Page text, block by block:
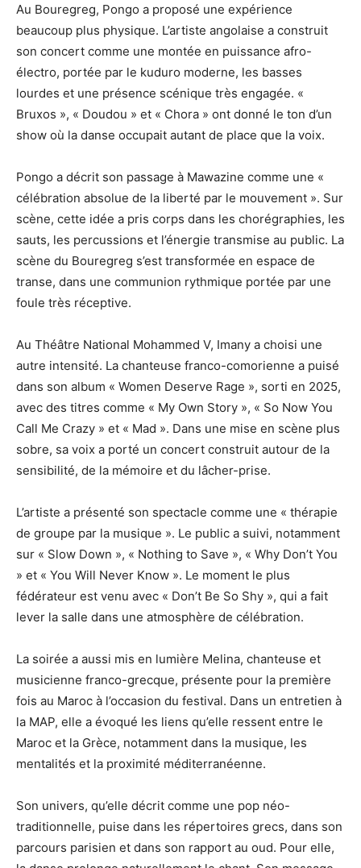
Au Bouregreg, Pongo a proposé une expérience
beaucoup plus physique. L’artiste angolaise a construit
son concert comme une montée en puissance afro-
électro, portée par le kuduro moderne, les basses
lourdes et une présence scénique très engagée. «
Bruxos », « Doudou » et « Chora » ont donné le ton d’un
show où la danse occupait autant de place que la voix.
Pongo a décrit son passage à Mawazine comme une «
célébration absolue de la liberté par le mouvement ». Sur
scène, cette idée a pris corps dans les chorégraphies, les
sauts, les percussions et l’énergie transmise au public. La
scène du Bouregreg s’est transformée en espace de
transe, dans une communion rythmique portée par une
foule très réceptive.
Au Théâtre National Mohammed V, Imany a choisi une
autre intensité. La chanteuse franco-comorienne a puisé
dans son album « Women Deserve Rage », sorti en 2025,
avec des titres comme « My Own Story », « So Now You
Call Me Crazy » et « Mad ». Dans une mise en scène plus
sobre, sa voix a porté un concert construit autour de la
sensibilité, de la mémoire et du lâcher-prise.
L’artiste a présenté son spectacle comme une « thérapie
de groupe par la musique ». Le public a suivi, notamment
sur « Slow Down », « Nothing to Save », « Why Don’t You
» et « You Will Never Know ». Le moment le plus
fédérateur est venu avec « Don’t Be So Shy », qui a fait
lever la salle dans une atmosphère de célébration.
La soirée a aussi mis en lumière Melina, chanteuse et
musicienne franco-grecque, présente pour la première
fois au Maroc à l’occasion du festival. Dans un entretien à
la MAP, elle a évoqué les liens qu’elle ressent entre le
Maroc et la Grèce, notamment dans la musique, les
mentalités et la proximité méditerranéenne.
Son univers, qu’elle décrit comme une pop néo-
traditionnelle, puise dans les répertoires grecs, dans son
parcours parisien et dans son rapport au oud. Pour elle,